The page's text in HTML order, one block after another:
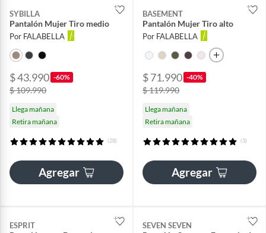
SYBILLA
Pantalón Mujer Tiro medio
Por FALABELLA
$ 43.990 -60%
$ 109.990
Llega mañana
Retira mañana
(28)
Agregar
BASEMENT
Pantalón Mujer Tiro alto
Por FALABELLA
$ 71.990 -40%
$ 119.990
Llega mañana
Retira mañana
(3)
Agregar
ESPRIT SEVEN SEVEN